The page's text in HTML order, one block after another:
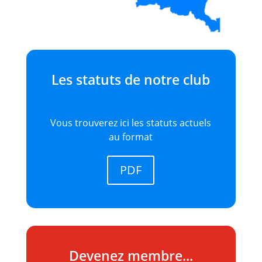
Les statuts de notre club
Vous trouverez ici les statuts actuels
au format
PDF
Devenez membre...